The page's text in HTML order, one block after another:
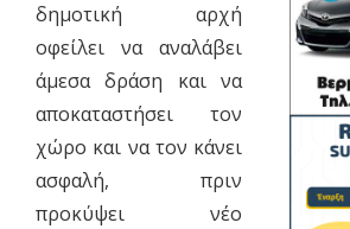
δημοτική αρχή
οφείλει να αναλάβει
άμεσα δράση και να
αποκαταστήσει τον
χώρο και να τον κάνει
ασφαλή, πριν
προκύψει νέο